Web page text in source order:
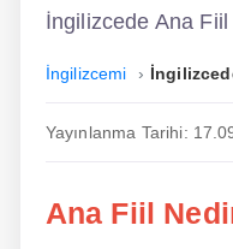
Dil Eğitimi
Dil Kursu
En Ucuz İngilizce
İngilizcede Ana
İngilizcemi
Yayınlanma Tarihi:
Ana Fiil